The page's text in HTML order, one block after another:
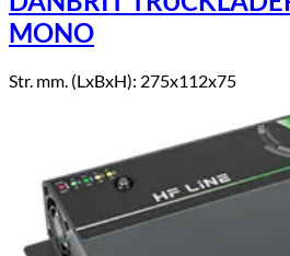
MONO
Str. mm. (LxBxH): 275x112x75